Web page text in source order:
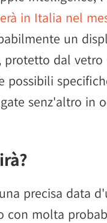
in Italia nel
un
dal vetro
possibili
senz'altro in
precisa data
con molta